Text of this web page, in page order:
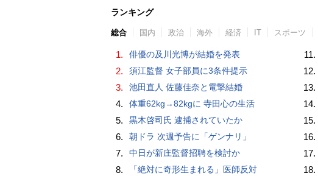
ランキング
総合 国内 政治 海外 経済 IT スポーツ
1. 俳優の及川光博が結婚を発表
2. 須江監督 女子部員に3条件提示
3. 池田直人 佐藤佳奈と電撃結婚
4. 体重62kg→82kgに 寺田心の生活
5. 黒木啓司氏 逮捕されていたか
6. 朝ドラ 次週予告に「ゲンナリ」
7. 中日が新庄監督招聘を検討か
8. 「絶対に奇形生まれる」医師反対
11.
12.
13.
14.
15.
16.
17.
18.